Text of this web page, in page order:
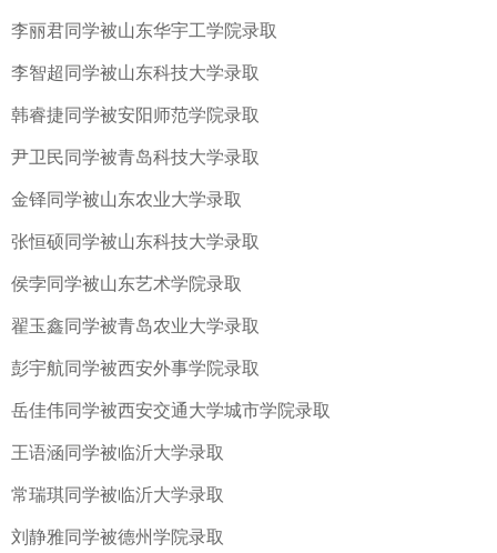
李丽君同学被山东华宇工学院录取
李智超同学被山东科技大学录取
韩睿捷同学被安阳师范学院录取
尹卫民同学被青岛科技大学录取
金铎同学被山东农业大学录取
张恒硕同学被山东科技大学录取
侯孛同学被山东艺术学院录取
翟玉鑫同学被青岛农业大学录取
彭宇航同学被西安外事学院录取
岳佳伟同学被西安交通大学城市学院录取
王语涵同学被临沂大学录取
常瑞琪同学被临沂大学录取
刘静雅同学被德州学院录取